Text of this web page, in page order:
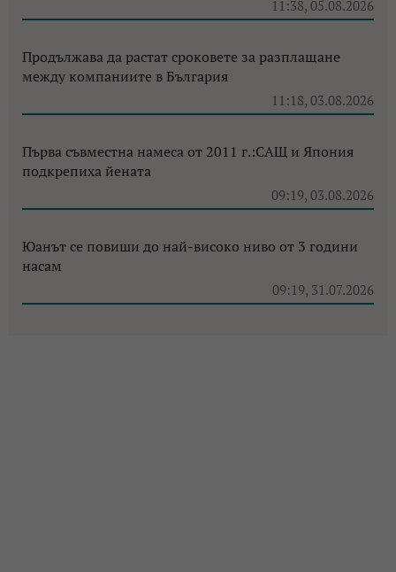
11:38, 05.08.2026
Продължава да растат сроковете за разплащане
между компаниите в България
11:18, 03.08.2026
Първа съвместна намеса от 2011 г.:САЩ и Япония
подкрепиха йената
09:19, 03.08.2026
Юанът се повиши до най-високо ниво от 3 години
насам
09:19, 31.07.2026